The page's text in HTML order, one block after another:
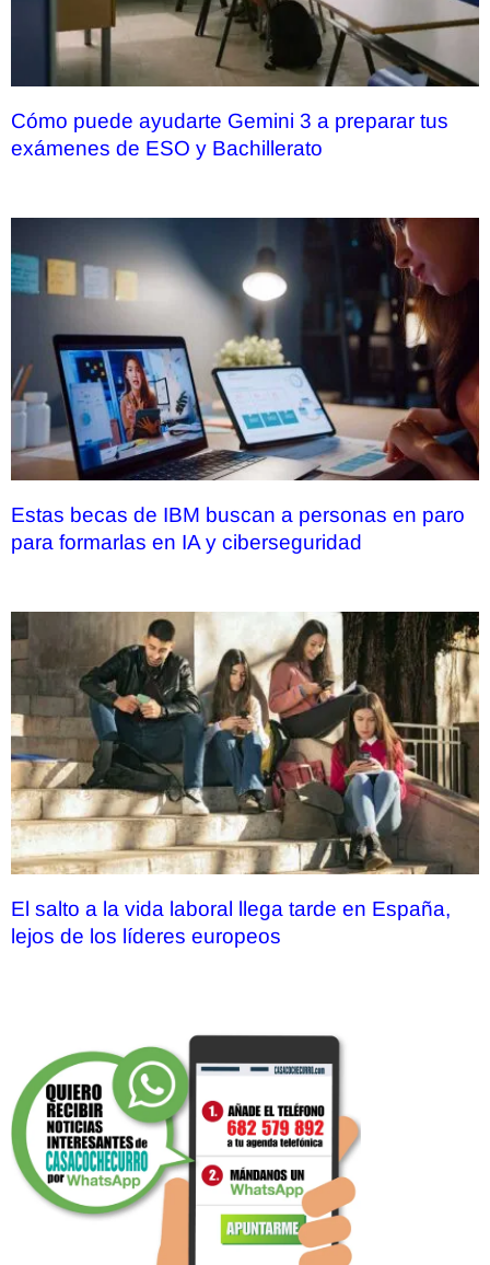
Cómo puede ayudarte Gemini 3 a preparar tus
exámenes de ESO y Bachillerato
Estas becas de IBM buscan a personas en paro
para formarlas en IA y ciberseguridad
El salto a la vida laboral llega tarde en España,
lejos de los líderes europeos